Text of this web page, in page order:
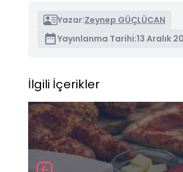
Yazar:Zeynep GÜÇLÜCAN
Yayınlanma Tarihi:13 Aralık
İlgili İçerikler